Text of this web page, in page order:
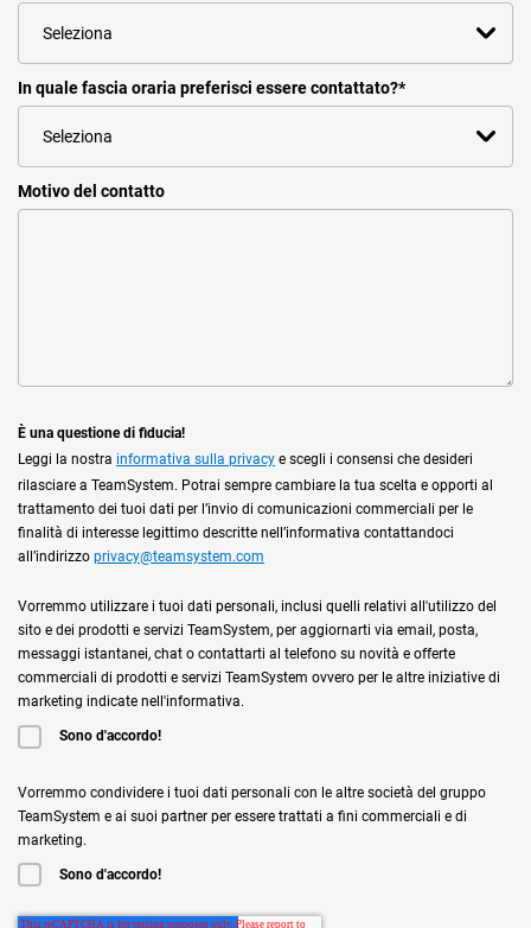
In quale fascia oraria preferisci essere contattato?*
Motivo del contatto
È una questione di fiducia!
Leggi la nostra informativa sulla privacy e scegli i consensi che desideri
rilasciare a TeamSystem. Potrai sempre cambiare la tua scelta e opporti al
trattamento dei tuoi dati per l’invio di comunicazioni commerciali per le
finalità di interesse legittimo descritte nell’informativa contattandoci
all’indirizzo privacy@teamsystem.com
Vorremmo utilizzare i tuoi dati personali, inclusi quelli relativi all'utilizzo del
sito e dei prodotti e servizi TeamSystem, per aggiornarti via email, posta,
messaggi istantanei, chat o contattarti al telefono su novità e offerte
commerciali di prodotti e servizi TeamSystem ovvero per le altre iniziative di
marketing indicate nell'informativa.
Sono d'accordo!
Vorremmo condividere i tuoi dati personali con le altre società del gruppo
TeamSystem e ai suoi partner per essere trattati a fini commerciali e di
marketing.
Sono d'accordo!